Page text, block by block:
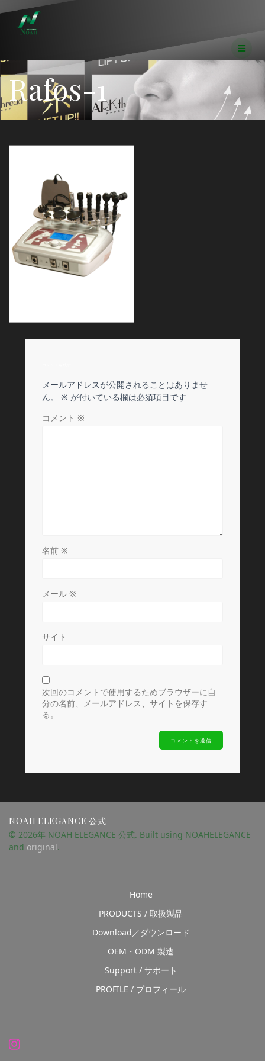
ス
ッ
プ
Rafos-1
メールアドレスが公開されることはありませ
ん。
※ が付いている欄は必須項目です
コメント ※
名前 ※
メール ※
サイト
次回のコメントで使用するためブラウザーに自
分の名前、メールアドレス、サイトを保存す
る。
NOAH ELEGANCE 公式
© 2026年 NOAH ELEGANCE 公式. Built using NOAHELEGANCE
and original.
Home
PRODUCTS / 取扱製品
Download／ダウンロード
OEM・ODM 製造
Support / サポート
PROFILE / プロフィール